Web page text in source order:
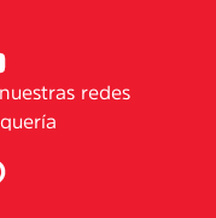
redes